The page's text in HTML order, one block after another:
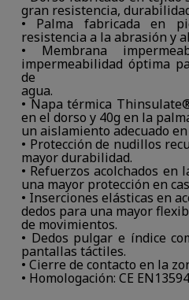
gran resistencia,
• Palma fabricada en
resistencia a la abrasión y
• Membrana
impermeabilidad óptima
de
agua.
• Napa térmica
en el dorso y 40g en la
un aislamiento adecuado
• Protección de nudillos
mayor durabilidad.
• Refuerzos acolchados en
una mayor protección en
• Inserciones elásticas en
dedos para una mayor
de movimientos.
• Dedos pulgar e índice
pantallas táctiles.
• Cierre de contacto en la
• Homologación: CE